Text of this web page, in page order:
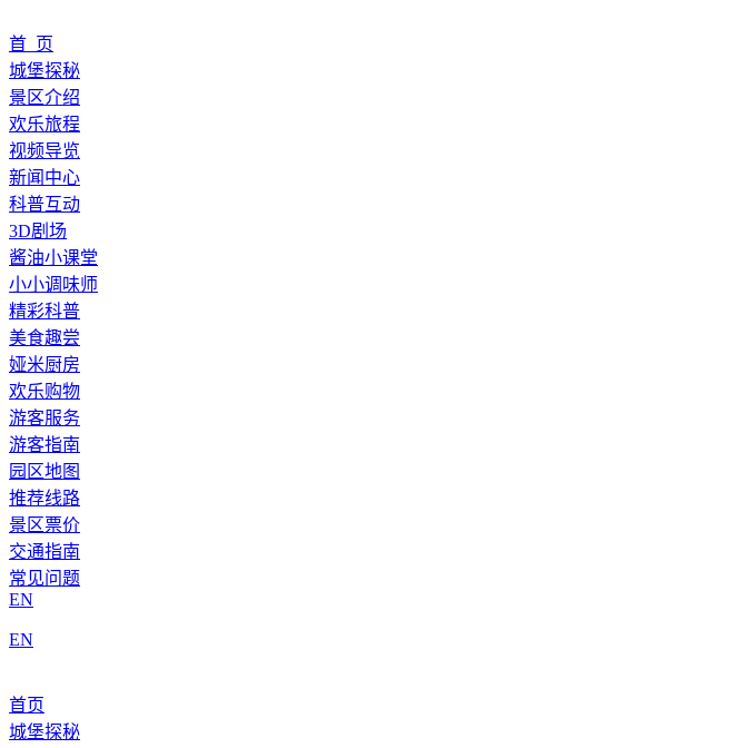
首 页
城堡探秘
景区介绍
欢乐旅程
视频导览
新闻中心
科普互动
3D剧场
酱油小课堂
小小调味师
精彩科普
美食趣尝
娅米厨房
欢乐购物
游客服务
游客指南
园区地图
推荐线路
景区票价
交通指南
常见问题
EN
EN
首页
城堡探秘